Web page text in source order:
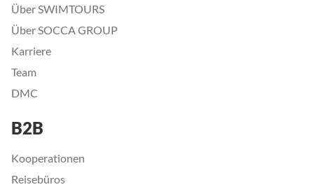
Über SWIMTOURS
Über SOCCA GROUP
Karriere
Team
DMC
B2B
Kooperationen
Reisebüros